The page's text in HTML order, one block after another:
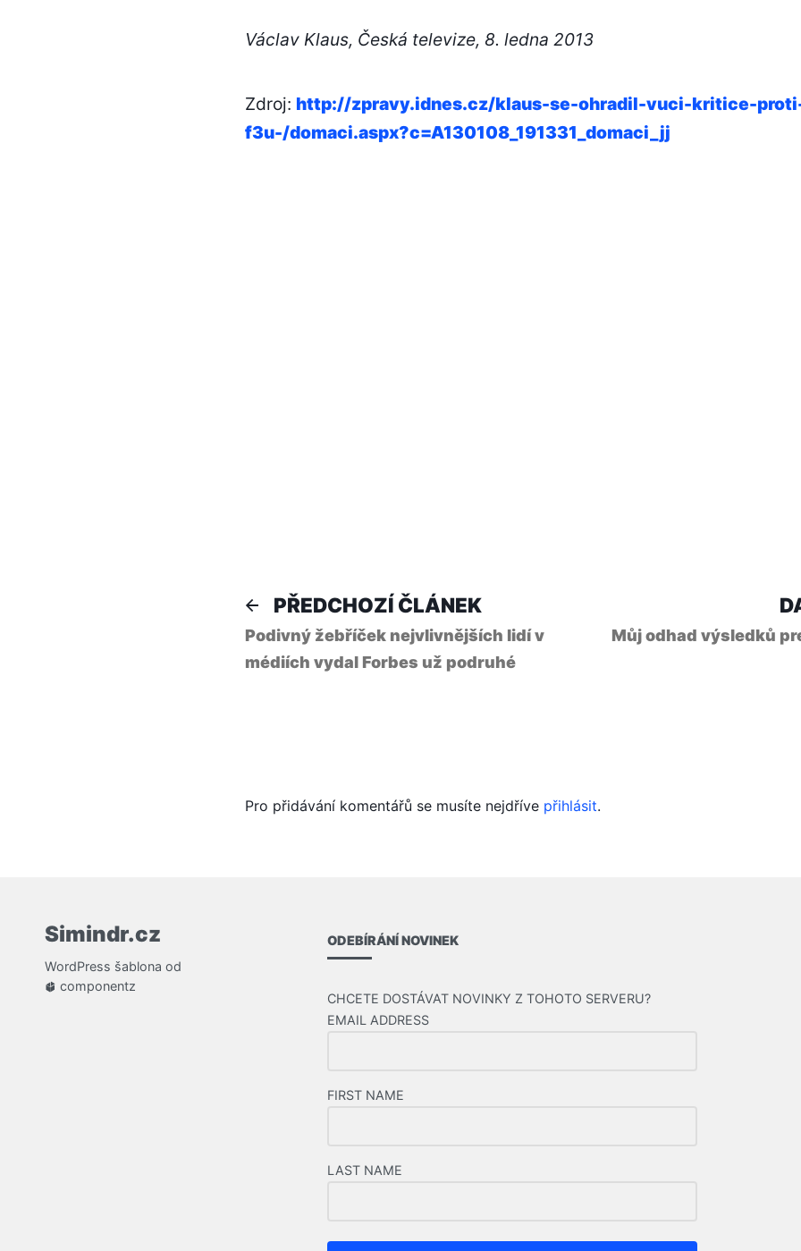
Václav Klaus, Česká televize, 8. ledna 2013
Zdroj: http://zpravy­.idnes.cz/klaus-se-ohradil-vuci-kritice-
f3u-/domaci.aspx?c=A130108­_191331_domaci_jj
Navigace
pro
PŘEDCHOZÍ ČLÁNEKPředchozí
článek:
Podivný žebříček nejvlivnějších lidí v
médiích vydal Forbes už podruhé
Můj odhad výsledků
Pro přidávání komentářů se musíte nejdříve přihlásit.
Simindr.cz
WordPress šablona od
componentz
ODEBÍRÁNÍ NOVINEK
CHCETE DOSTÁVAT NOVINKY Z TOHOTO SERVERU?
EMAIL ADDRESS
FIRST NAME
LAST NAME